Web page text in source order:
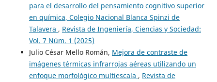
para el desarrollo del pensamiento cognitivo superior
en química, Colegio Nacional Blanca Spinzi de
Talavera , Revista de Ingeniería, Ciencias y Sociedad:
Vol. 7 Núm. 1 (2025)
Julio César Mello Román, Mejora de contraste de
imágenes térmicas infrarrojas aéreas utilizando un
enfoque morfológico multiescala , Revista de